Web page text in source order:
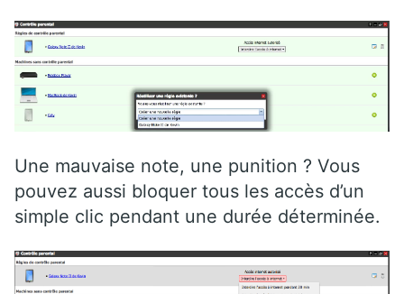
Une mauvaise note, une punition ? Vous
pouvez aussi bloquer tous les accès d’un
simple clic pendant une durée déterminée.